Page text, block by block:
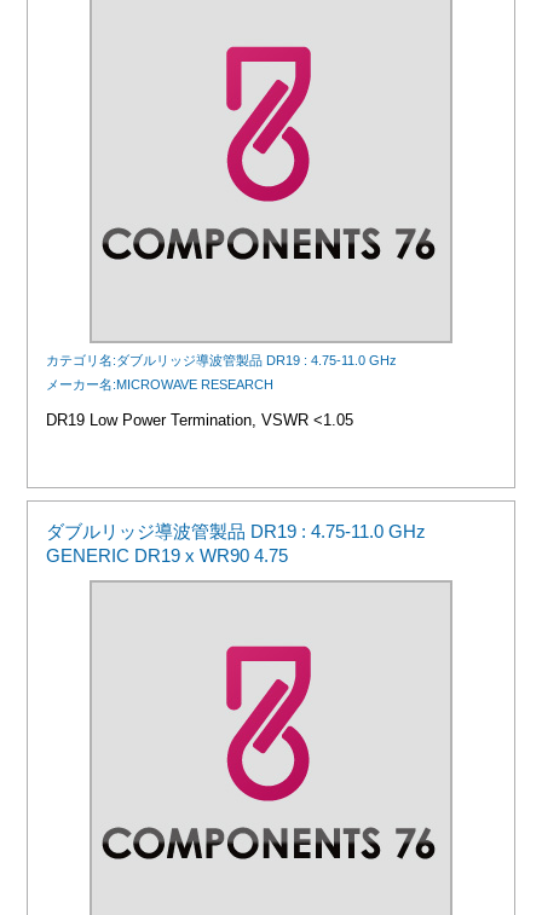
カテゴリ名:ダブルリッジ導波管製品 DR19 : 4.75-11.0 GHz
メーカー名:MICROWAVE RESEARCH
DR19 Low Power Termination, VSWR <1.05
ダブルリッジ導波管製品 DR19 : 4.75-11.0 GHz
GENERIC DR19 x WR90 4.75